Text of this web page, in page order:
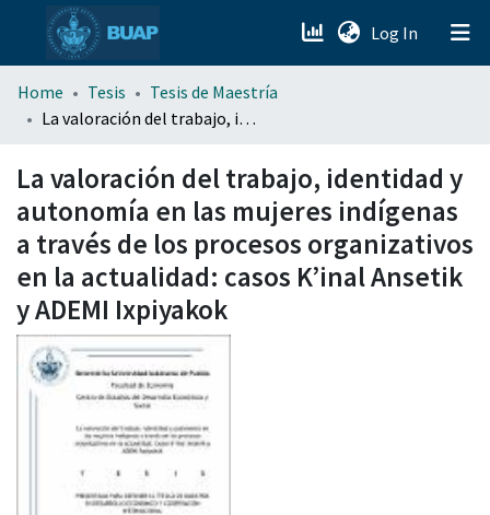
Log In (current)
menu.section.about_menu
Home Tesis
Tesis de Maestría
La valoración del trabajo, identidad y autonomía en las mujeres indígenas a través de los procesos organizativos en la actualidad: casos K’inal Ansetik y ADEMI Ixpiyakok
La valoración del trabajo, identidad y
autonomía en las mujeres indígenas
a través de los procesos organizativos
en la actualidad: casos K’inal Ansetik
y ADEMI Ixpiyakok